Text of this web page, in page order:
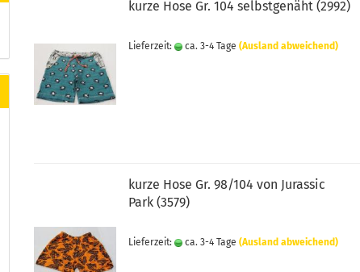
kurze Hose Gr. 104 selbstgenäht (2992)
Lieferzeit: ca. 3-4 Tage (Ausland abweichend)
kurze Hose Gr. 98/104 von Jurassic
Park (3579)
Lieferzeit: ca. 3-4 Tage (Ausland abweichend)